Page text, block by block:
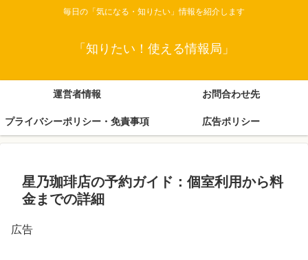
毎日の「気になる・知りたい」情報を紹介します
「知りたい！使える情報局」
運営者情報 お問合わせ先
プライバシーポリシー・免責事項 広告ポリシー
星乃珈琲店の予約ガイド：個室利用から料
金までの詳細
広告